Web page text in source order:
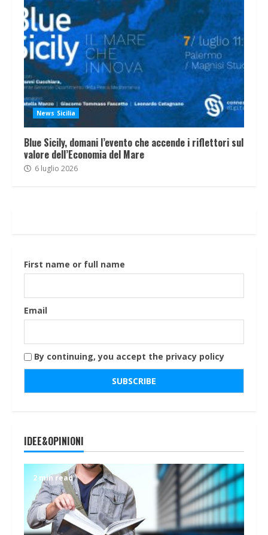
News Sicilia
Blue Sicily, domani l’evento che accende i riflettori sul
valore dell’Economia del Mare
6 luglio 2026
First name or full name
Email
By continuing, you accept the privacy policy
IDEE&OPINIONI
2 min read